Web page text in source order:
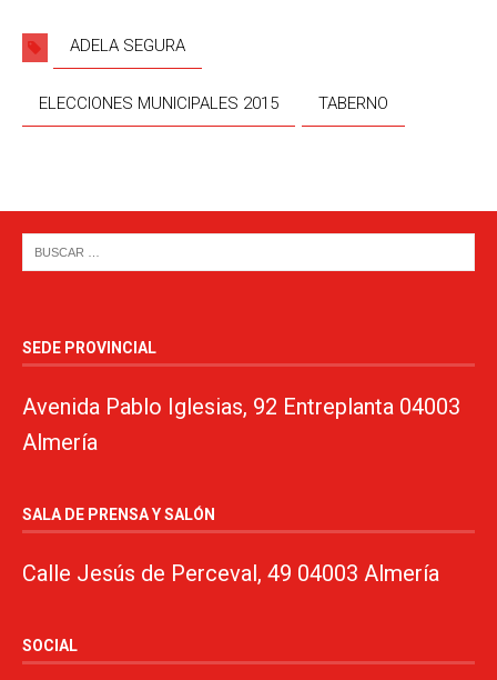
ADELA SEGURA
ELECCIONES MUNICIPALES 2015 TABERNO
SEDE PROVINCIAL
Avenida Pablo Iglesias, 92 Entreplanta 04003
Almería
SALA DE PRENSA Y SALÓN
Calle Jesús de Perceval, 49 04003 Almería
SOCIAL